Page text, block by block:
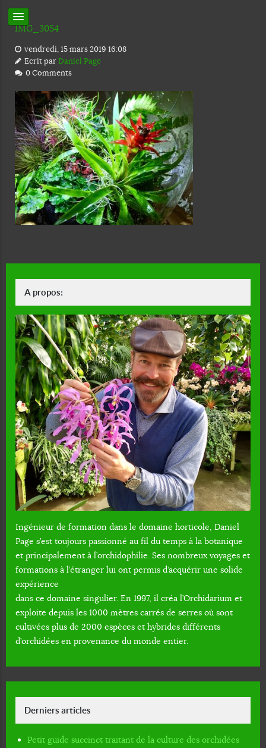
IMG_3054
vendredi, 15 mars 2019 16:08
Ecrit parDaniel Page
0 Comments
A propos:
Ingénieur de formation dans le domaine horticole, Daniel
Page s’est toujours passionné au fil du temps à la botanique
et principalement à l’orchidophilie. Ses nombreux voyages et
formations à l’étranger lui ont permis d’acquérir une solide
expérience
dans ce domaine singulier. En 1997, il créa l’Orchidarium et
exploite depuis les 1000 mètres carrés de serres où sont
cultivées plus de 2000 espèces et hybrides différents
d’orchidées en provenance du monde entier.
Derniers articles
Petit guide succinct traitant de la culture des orchidées